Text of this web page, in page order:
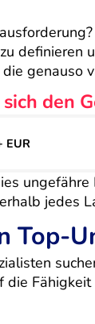
definieren
genauso
sich den
EUR
jedes
Top-
die